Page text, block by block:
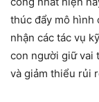
thúc đẩy mô hình
nhận các tác vụ
con người giữ vai
và giảm thiểu rủi